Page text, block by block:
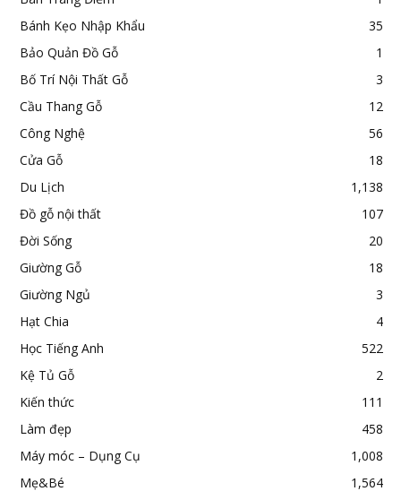
Bánh Kẹo Nhập Khẩu
35
Bảo Quản Đồ Gỗ
1
Bố Trí Nội Thất Gỗ
3
Cầu Thang Gỗ
12
Công Nghệ
56
Cửa Gỗ
18
Du Lịch
1,138
Đồ gỗ nội thất
107
Đời Sống
20
Giường Gỗ
18
Giường Ngủ
3
Hạt Chia
4
Học Tiếng Anh
522
Kệ Tủ Gỗ
2
Kiến thức
111
Làm đẹp
458
Máy móc – Dụng Cụ
1,008
Mẹ&Bé
1,564